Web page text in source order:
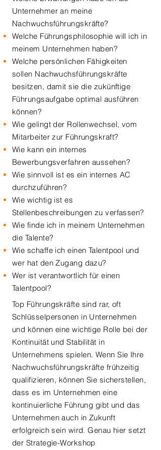
Unternehmer an meine
Nachwuchsführungskräfte?
Welche Führungsphilosophie will ich in
meinem Unternehmen haben?
Welche persönlichen Fähigkeiten
sollen Nachwuchsführungskräfte
besitzen, damit sie die zukünftige
Führungsaufgabe optimal ausführen
können?
Wie gelingt der Rollenwechsel, vom
Mitarbeiter zur Führungskraft?
Wie kann ein internes
Bewerbungsverfahren aussehen?
Wie sinnvoll ist es ein internes AC
durchzuführen?
Wie wichtig ist es
Stellenbeschreibungen zu verfassen?
Wie finde ich in meinem Unternehmen
die Talente?
Wie schaffe ich einen Talentpool und
wer hat den Zugang dazu?
Wer ist verantwortlich für einen
Talentpool?
Top Führungskräfte sind rar, oft
Schlüsselpersonen in Unternehmen
und können eine wichtige Rolle bei der
Kontinuität und Stabilität in
Unternehmens spielen. Wenn Sie Ihre
Nachwuchsführungskräfte frühzeitig
qualifizieren, können Sie sicherstellen,
dass es im Unternehmen eine
kontinuierliche Führung gibt und das
Unternehmen auch in Zukunft
erfolgreich sein wird. Genau hier setzt
der Strategie-Workshop